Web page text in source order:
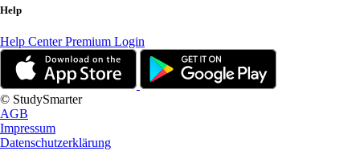
Help
Help CenterPremium Login
© StudySmarter
AGB
Impressum
Datenschutzerklärung